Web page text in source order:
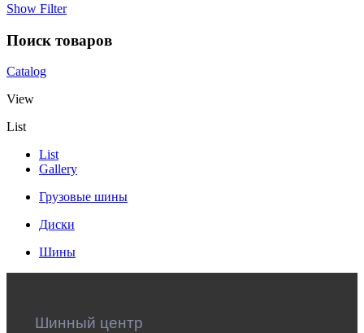
Show Filter
Поиск товаров
Catalog
View
List
List
Gallery
Грузовые шины
Диски
Шины
Шинный центр